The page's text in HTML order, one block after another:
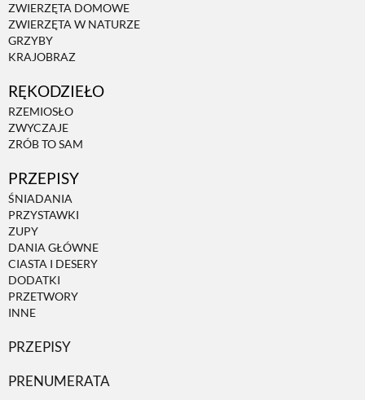
ZWIERZĘTA DOMOWE
ZWIERZĘTA W NATURZE
GRZYBY
KRAJOBRAZ
RĘKODZIEŁO
RZEMIOSŁO
ZWYCZAJE
ZRÓB TO SAM
PRZEPISY
ŚNIADANIA
PRZYSTAWKI
ZUPY
DANIA GŁÓWNE
CIASTA I DESERY
DODATKI
PRZETWORY
INNE
PRZEPISY
PRENUMERATA